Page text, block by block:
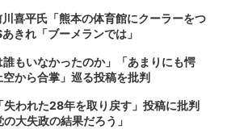
喜平氏「熊本の体育館にクーラーをつ
きれ「ブーメランでは」
もいなかったのか」「あまりにも愕
から合掌」巡る投稿を批判
失われた28年を取り戻す」投稿に批判
大失政の結果だろう」